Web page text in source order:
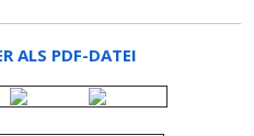
ALS PDF-DATEI